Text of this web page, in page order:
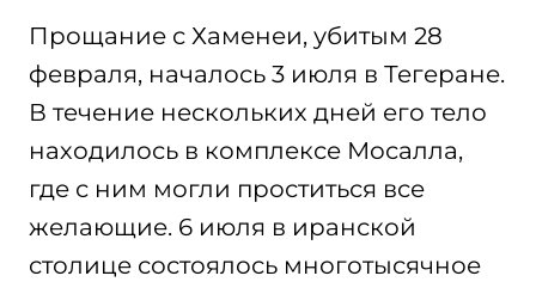
Прощание с Хаменеи, убитым 28
февраля, началось 3 июля в Тегеране.
В течение нескольких дней его тело
находилось в комплексе Мосалла,
где с ним могли проститься все
желающие. 6 июля в иранской
столице состоялось многотысячное